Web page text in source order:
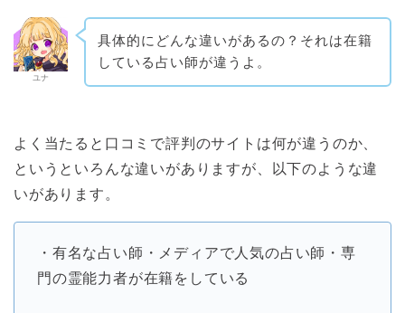
ユナ
具体的にどんな違いがあるの？それは在籍
している占い師が違うよ。
よく当たると口コミで評判のサイトは何が違うのか、
というといろんな違いがありますが、以下のような違
いがあります。
・有名な占い師・メディアで人気の占い師・専
門の霊能力者が在籍をしている